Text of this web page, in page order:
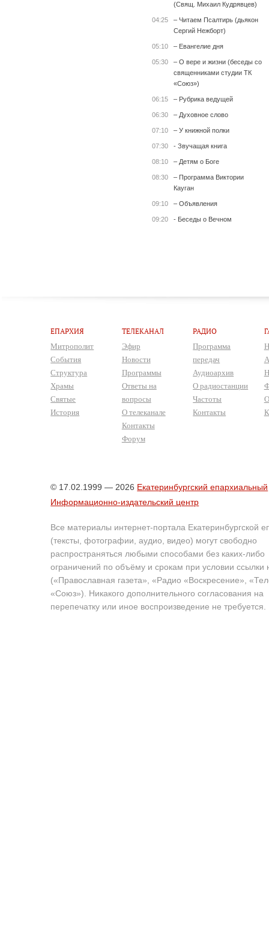
(Свящ. Михаил Кудрявцев)
04:25
– Читаем Псалтирь (дьякон
Сергий Нежборт)
05:10 – Евангелие дня
05:30
– О вере и жизни (беседы со
священниками студии ТК
«Союз»)
06:15 – Рубрика ведущей
06:30 – Духовное слово
07:10 – У книжной полки
07:30 - Звучащая книга
08:10 – Детям о Боге
08:30
– Программа Виктории
Кауган
09:10 – Объявления
09:20 - Беседы о Вечном
ЕПАРХИЯ
Митрополит
События
Структура
Храмы
Святые
История
ТЕЛЕКАНАЛ
Эфир
Новости
Программы
Ответы на
вопросы
О телеканале
Контакты
Форум
РАДИО
Программа
передач
Аудиоархив
О радиостанции
Частоты
Контакты
© 17.02.1999 — 2026 Екатеринбургский епархиальный
Информационно-издательский центр
Все материалы интернет-портала Екатеринбургской
(тексты, фотографии, аудио, видео) могут свободно
распространяться любыми способами без каких-либо
ограничений по объёму и срокам при условии ссылки
(«Православная газета», «Радио «Воскресение»,
«Союз»). Никакого дополнительного согласования на
перепечатку или иное воспроизведение не требуется.